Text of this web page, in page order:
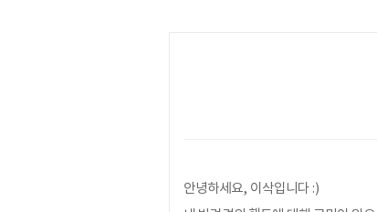
안녕하세요, 이삭입니다 :)